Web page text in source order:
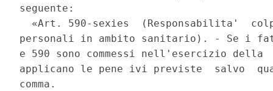
seguente:
«Art. 590-sexies  (Responsabilita'
personali in ambito sanitario). - Se i
e 590 sono commessi nell'esercizio
applicano le pene ivi previste  salvo
comma.